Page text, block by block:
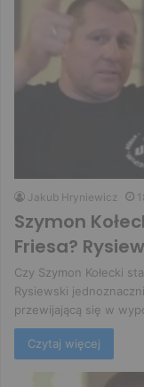
Jakub Hryniewicz
Szymon
Friesa?
Czy Szymon Kołecki
Rysiewski
przewijającą się w
Czytaj więcej